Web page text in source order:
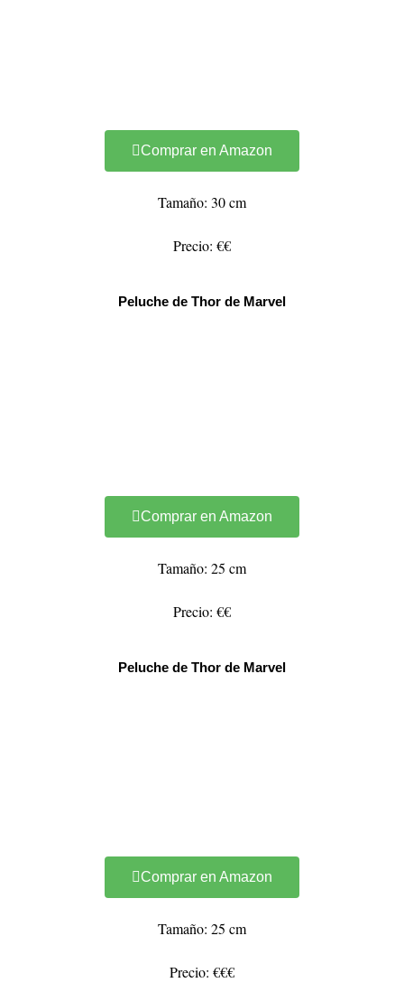
Comprar en Amazon
Tamaño: 30 cm
Precio: €€
Peluche de Thor de Marvel
Comprar en Amazon
Tamaño: 25 cm
Precio: €€
Peluche de Thor de Marvel
Comprar en Amazon
Tamaño: 25 cm
Precio: €€€